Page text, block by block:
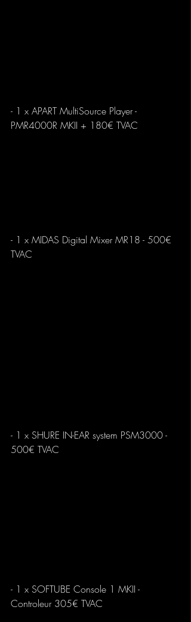
- 1 x APART MultiSource Player -
PMR4000R MKII + 180€ TVAC
- 1 x MIDAS Digital Mixer MR18 - 500€
TVAC
- 1 x SHURE IN-EAR system PSM3000 -
500€ TVAC
- 1 x SOFTUBE Console 1 MKII -
Controleur 305€ TVAC